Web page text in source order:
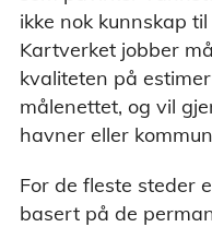
ikke nok kunnskap
Kartverket jobber
kvaliteten på
målenettet, og vil
havner eller
For de fleste steder
basert på de